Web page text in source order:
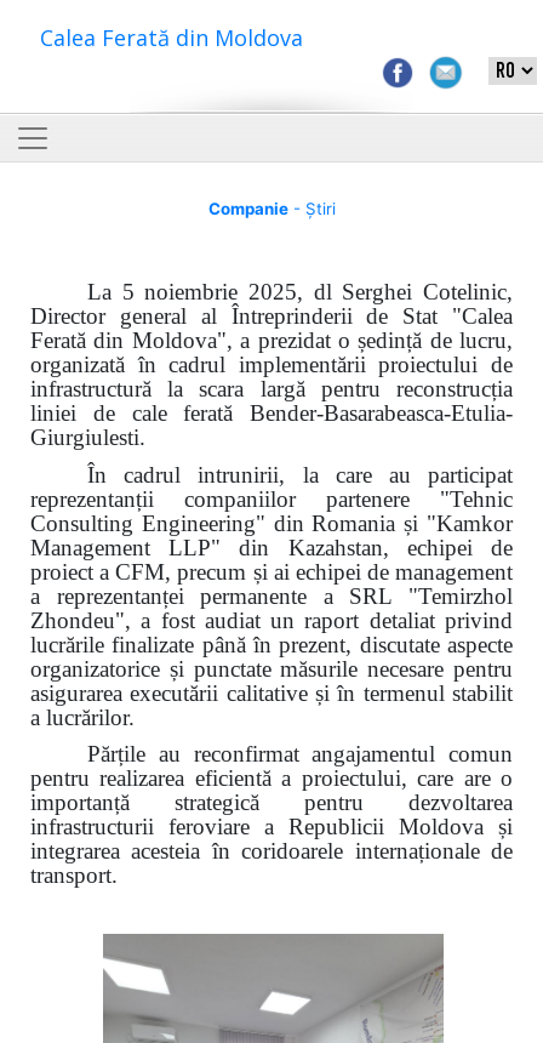
Calea Ferată din Moldova
Companie- Știri
La 5 noiembrie 2025, dl Serghei Cotelinic,
Director general al Întreprinderii de Stat "Calea
Ferată din Moldova", a prezidat o ședință de lucru,
organizată în cadrul implementării proiectului de
infrastructură la scara largă pentru reconstrucția
liniei de cale ferată Bender-Basarabeasca-Etulia-
Giurgiulesti.
În cadrul intrunirii, la care au participat
reprezentanții companiilor partenere "Tehnic
Consulting Engineering" din Romania și "Kamkor
Management LLP" din Kazahstan, echipei de
proiect a CFM, precum și ai echipei de management
a reprezentanței permanente a SRL "Temirzhol
Zhondeu", a fost audiat un raport detaliat privind
lucrările finalizate până în prezent, discutate aspecte
organizatorice și punctate măsurile necesare pentru
asigurarea executării calitative și în termenul stabilit
a lucrărilor.
Părțile au reconfirmat angajamentul comun
pentru realizarea eficientă a proiectului, care are o
importanță strategică pentru dezvoltarea
infrastructurii feroviare a Republicii Moldova și
integrarea acesteia în coridoarele internaționale de
transport.